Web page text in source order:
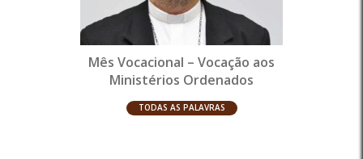
Mês Vocacional – Vocação aos
Ministérios Ordenados
TODAS AS PALAVRAS